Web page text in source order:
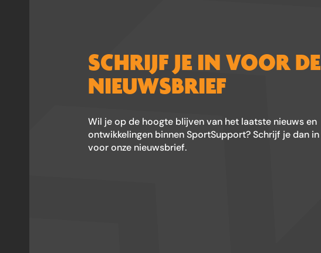
SCHRIJF JE IN VOOR DE
NIEUWSBRIEF
Wil je op de hoogte blijven van het laatste nieuws en
ontwikkelingen binnen SportSupport? Schrijf je dan in
voor onze nieuwsbrief.